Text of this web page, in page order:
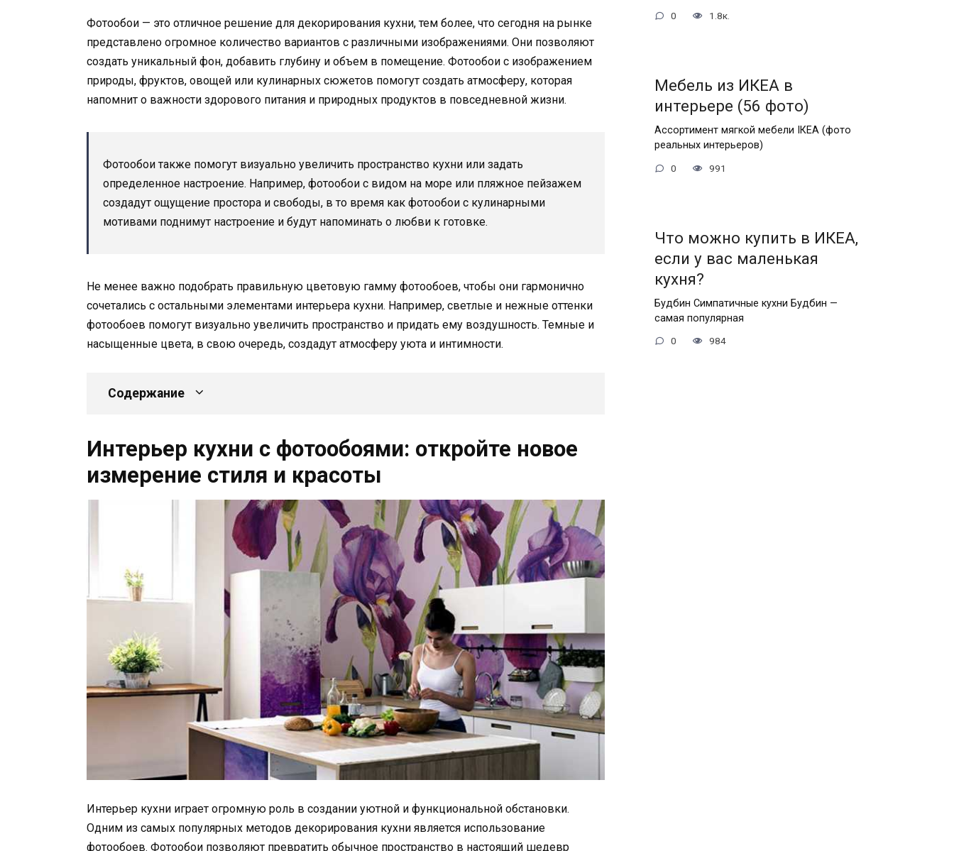
Фотообои — это отличное решение для декорирования кухни, тем более, что сегодня на рынке
представлено огромное количество вариантов с различными изображениями. Они позволяют
создать уникальный фон, добавить глубину и объем в помещение. Фотообои с изображением
природы, фруктов, овощей или кулинарных сюжетов помогут создать атмосферу, которая
напомнит о важности здорового питания и природных продуктов в повседневной жизни.
Фотообои также помогут визуально увеличить пространство кухни или задать
определенное настроение. Например, фотообои с видом на море или пляжное пейзажем
создадут ощущение простора и свободы, в то время как фотообои с кулинарными
мотивами поднимут настроение и будут напоминать о любви к готовке.
Не менее важно подобрать правильную цветовую гамму фотообоев, чтобы они гармонично
сочетались с остальными элементами интерьера кухни. Например, светлые и нежные оттенки
фотообоев помогут визуально увеличить пространство и придать ему воздушность. Темные и
насыщенные цвета, в свою очередь, создадут атмосферу уюта и интимности.
Содержание
Интерьер кухни с фотообоями: откройте новое
измерение стиля и красоты
Интерьер кухни играет огромную роль в создании уютной и функциональной обстановки.
Одним из самых популярных методов декорирования кухни является использование
фотообоев. Фотообои позволяют превратить обычное пространство в настоящий шедевр
0 1.8к.
Мебель из ИКЕА в
интерьере (56 фото)
Ассортимент мягкой мебели IКЕА (фото
реальных интерьеров)
0 991
Что можно купить в ИКЕА,
если у вас маленькая
кухня?
Будбин Симпатичные кухни Будбин —
самая популярная
0 984